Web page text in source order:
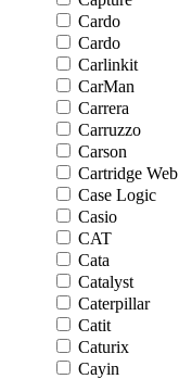
Cardo
Cardo
Carlinkit
CarMan
Carrera
Carruzzo
Carson
Cartridge Web
Case Logic
Casio
CAT
Cata
Catalyst
Caterpillar
Catit
Caturix
Cayin